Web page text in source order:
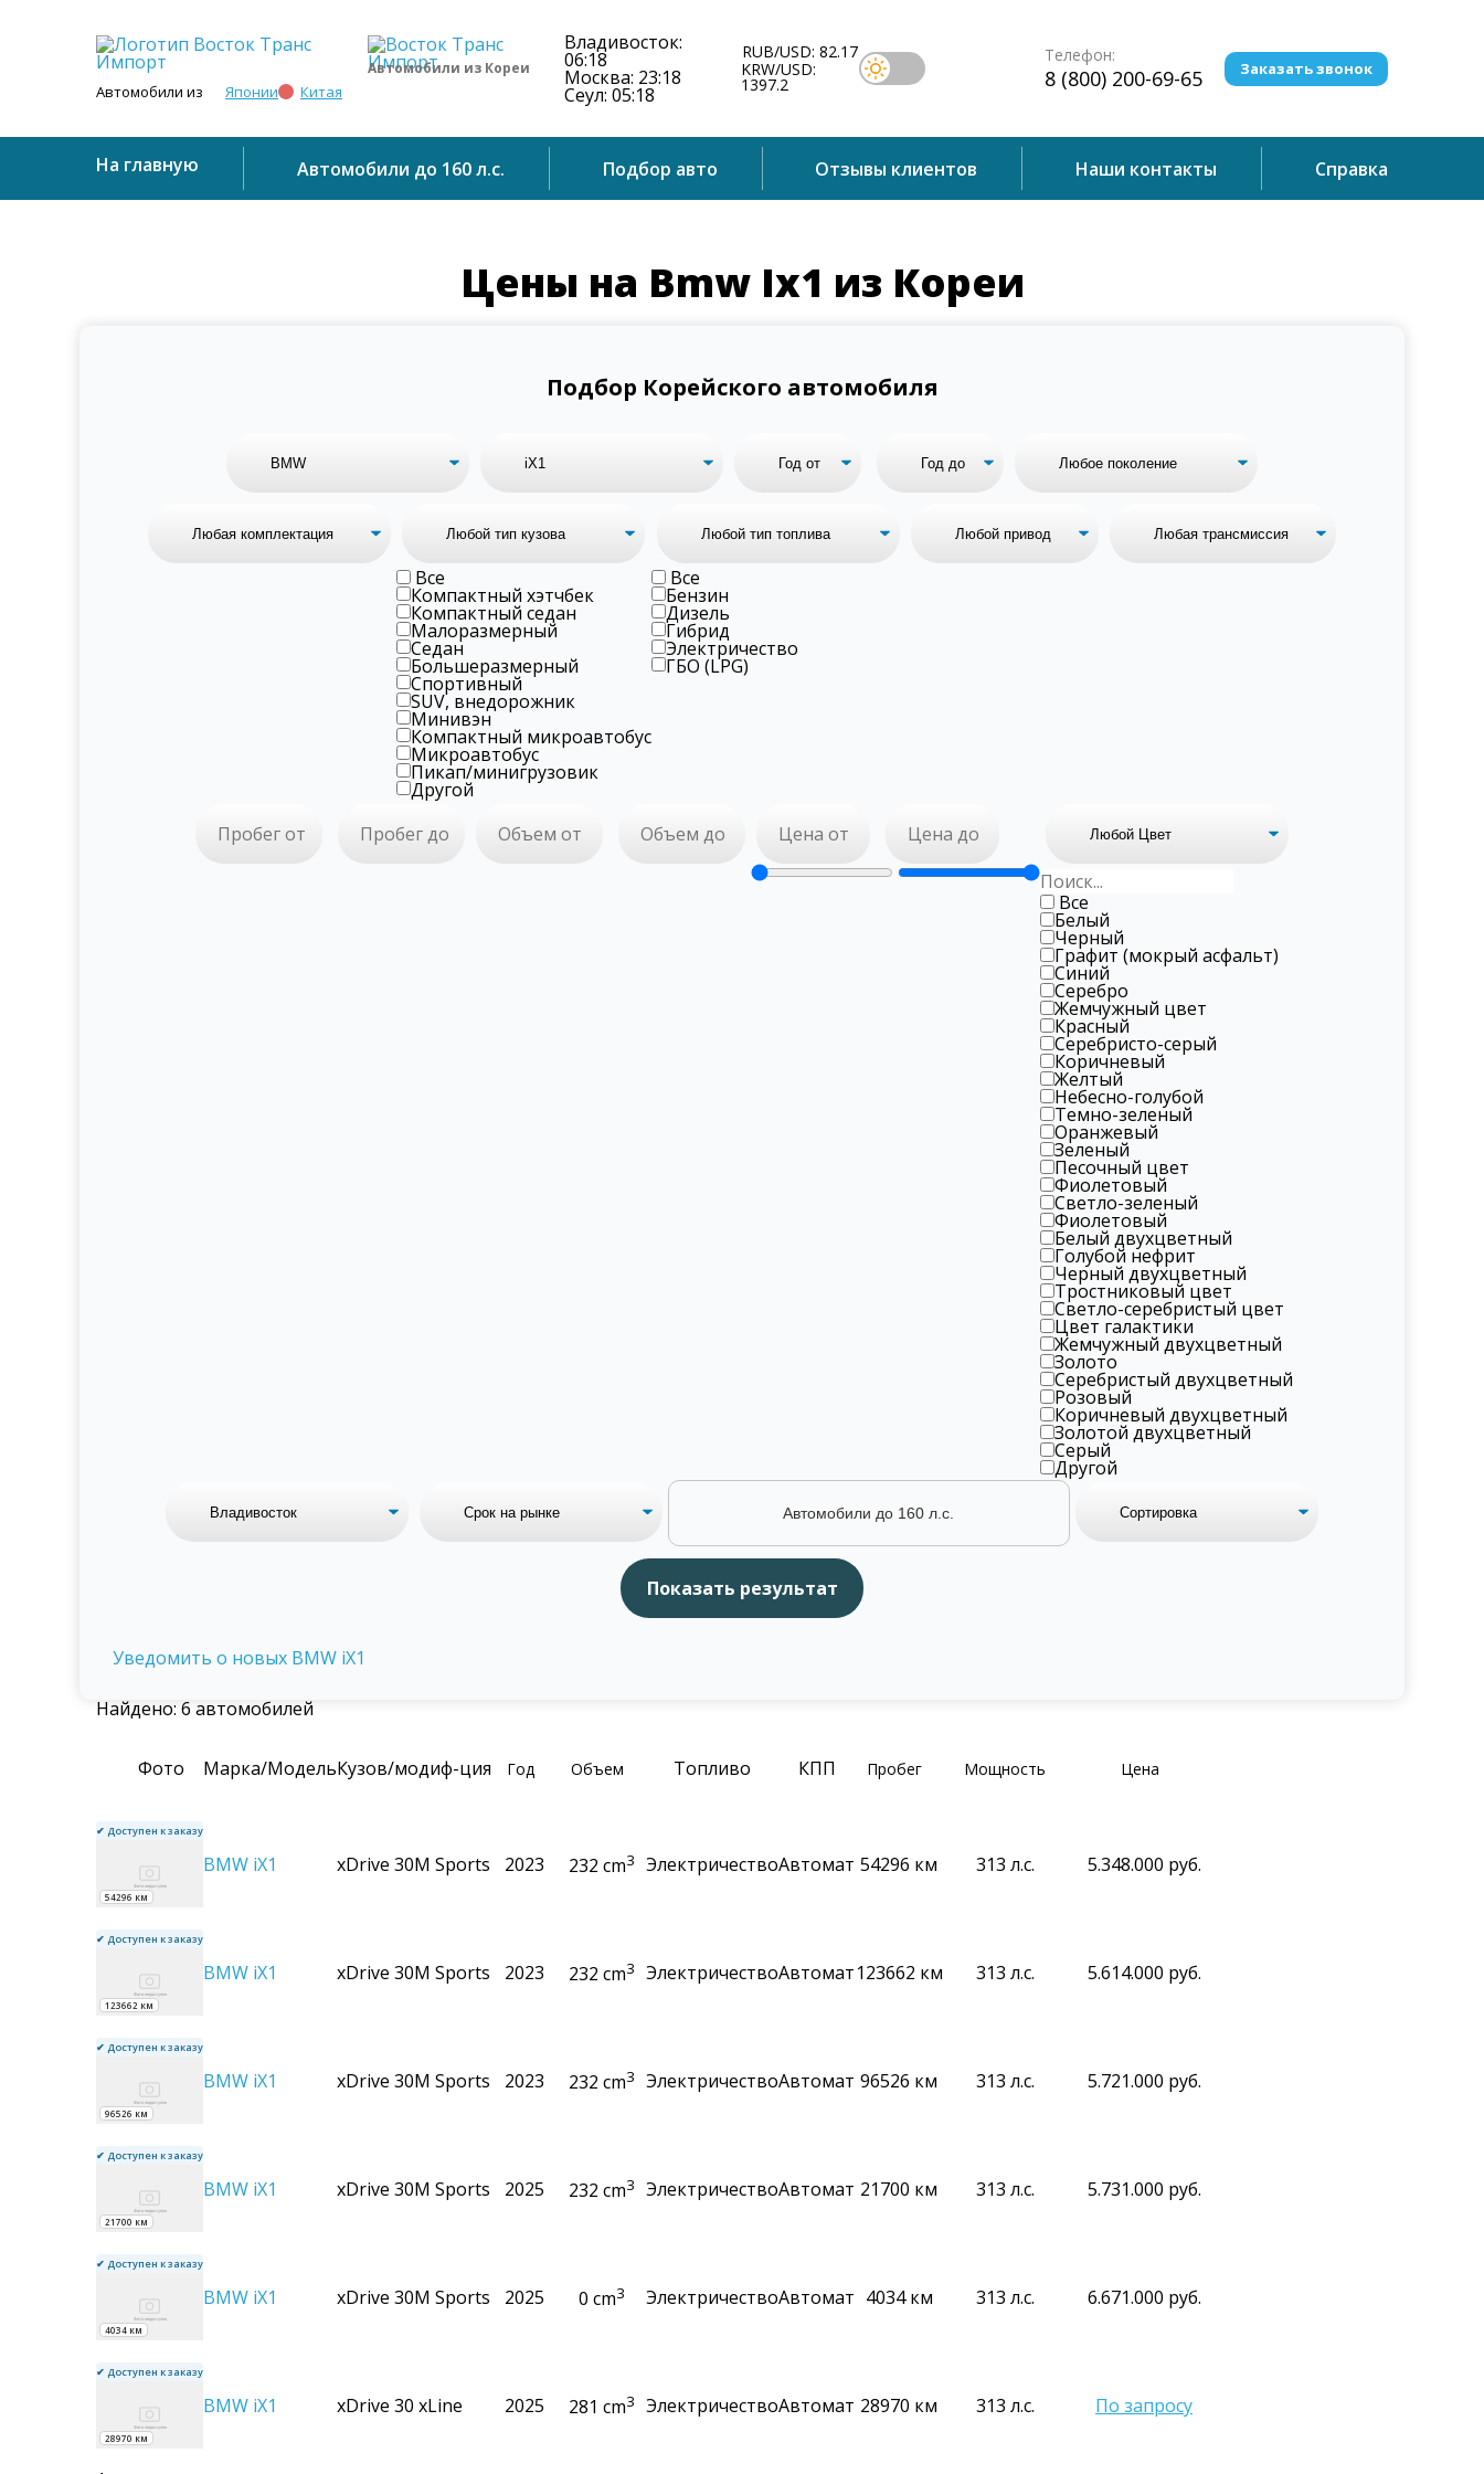
Автомобили из Кореи
Автомобили из Японии Китая
Владивосток:
06:18
Москва: 23:18
Сеул: 05:18
RUB/USD: 82.17
KRW/USD:
1397.2
Телефон:
8 (800) 200-69-65 Заказать звонок
На главную Автомобили до 160 л.с. Подбор авто Отзывы клиентов Наши контакты Справка
Цены на Bmw Ix1 из Кореи
Подбор Корейского автомобиля
Все
Компактный хэтчбек
Компактный седан
Малоразмерный
Седан
Большеразмерный
Спортивный
SUV, внедорожник
Минивэн
Компактный микроавтобус
Микроавтобус
Пикап/минигрузовик
Другой
Все
Бензин
Дизель
Гибрид
Электричество
ГБО (LPG)
Все
Белый
Черный
Графит (мокрый асфальт)
Синий
Серебро
Жемчужный цвет
Красный
Серебристо-серый
Коричневый
Желтый
Небесно-голубой
Темно-зеленый
Оранжевый
Зеленый
Песочный цвет
Фиолетовый
Светло-зеленый
Фиолетовый
Белый двухцветный
Голубой нефрит
Черный двухцветный
Тростниковый цвет
Светло-серебристый цвет
Цвет галактики
Жемчужный двухцветный
Золото
Серебристый двухцветный
Розовый
Коричневый двухцветный
Золотой двухцветный
Серый
Другой
Автомобили до 160 л.с.
Уведомить о новых BMW iX1
Найдено: 6 автомобилей
Фото Марка/МодельКузов/модиф-ция Год Объем Топливо КПП Пробег Мощность Цена
✔ Доступен к заказу
54296 км
BMW iX1 xDrive 30M Sports 2023 232 cm3 ЭлектричествоАвтомат 54296 км 313 л.с. 5.348.000 руб.
✔ Доступен к заказу
123662 км
BMW iX1 xDrive 30M Sports 2023 232 cm3 ЭлектричествоАвтомат123662 км 313 л.с. 5.614.000 руб.
✔ Доступен к заказу
96526 км
BMW iX1 xDrive 30M Sports 2023 232 cm3 ЭлектричествоАвтомат 96526 км 313 л.с. 5.721.000 руб.
✔ Доступен к заказу
21700 км
BMW iX1 xDrive 30M Sports 2025 232 cm3 ЭлектричествоАвтомат 21700 км 313 л.с. 5.731.000 руб.
✔ Доступен к заказу
4034 км
BMW iX1 xDrive 30M Sports 2025 0 cm3 ЭлектричествоАвтомат 4034 км 313 л.с. 6.671.000 руб.
✔ Доступен к заказу
28970 км
BMW iX1 xDrive 30 xLine 2025 281 cm3 ЭлектричествоАвтомат 28970 км 313 л.с. По запросу